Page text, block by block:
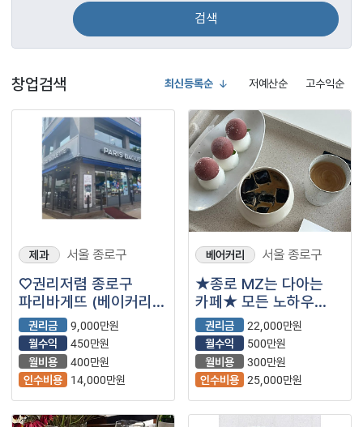
검색
창업검색 최신등록순 저예산순 고수익순
제과 서울 종로구
♡권리저렴 종로구
파리바게뜨 (베이커리/
빵집/파리바게트/
소자본/여성창업/
은퇴창업)
권리금
9,000만원
월수익
450만원
월비용
400만원
인수비용
14,000만원
베어커리 서울 종로구
★종로 MZ는 다아는
카페★ 모든 노하우
전수!
권리금
22,000만원
월수익
500만원
월비용
300만원
인수비용 25,000만원